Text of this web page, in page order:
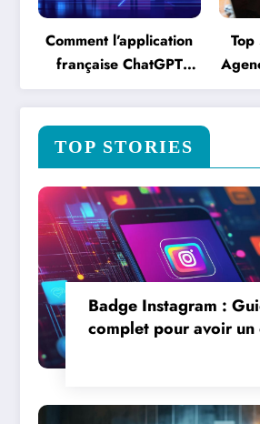
Comment l’application
française ChatGPT
transforme la création
de contenu en
TOP STORIES
Badge Instagram :
complet pour avoir un